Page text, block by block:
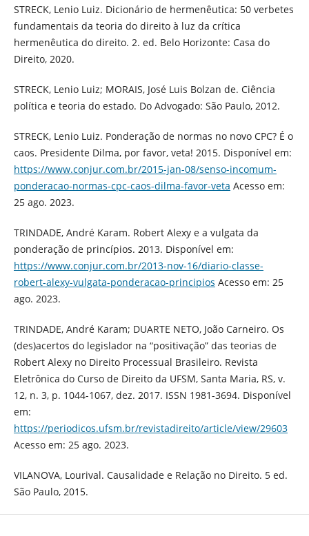
STRECK, Lenio Luiz. Dicionário de hermenêutica: 50 verbetes
fundamentais da teoria do direito à luz da crítica
hermenêutica do direito. 2. ed. Belo Horizonte: Casa do
Direito, 2020.
STRECK, Lenio Luiz; MORAIS, José Luis Bolzan de. Ciência
política e teoria do estado. Do Advogado: São Paulo, 2012.
STRECK, Lenio Luiz. Ponderação de normas no novo CPC? É o
caos. Presidente Dilma, por favor, veta! 2015. Disponível em:
https://www.conjur.com.br/2015-jan-08/senso-incomum-
ponderacao-normas-cpc-caos-dilma-favor-veta Acesso em:
25 ago. 2023.
TRINDADE, André Karam. Robert Alexy e a vulgata da
ponderação de princípios. 2013. Disponível em:
https://www.conjur.com.br/2013-nov-16/diario-classe-
robert-alexy-vulgata-ponderacao-principios Acesso em: 25
ago. 2023.
TRINDADE, André Karam; DUARTE NETO, João Carneiro. Os
(des)acertos do legislador na “positivação” das teorias de
Robert Alexy no Direito Processual Brasileiro. Revista
Eletrônica do Curso de Direito da UFSM, Santa Maria, RS, v.
12, n. 3, p. 1044-1067, dez. 2017. ISSN 1981-3694. Disponível
em:
https://periodicos.ufsm.br/revistadireito/article/view/29603
Acesso em: 25 ago. 2023.
VILANOVA, Lourival. Causalidade e Relação no Direito. 5 ed.
São Paulo, 2015.